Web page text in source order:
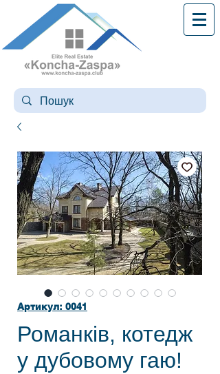
Артикул: 0041
Романків, котедж
у дубовому гаю!